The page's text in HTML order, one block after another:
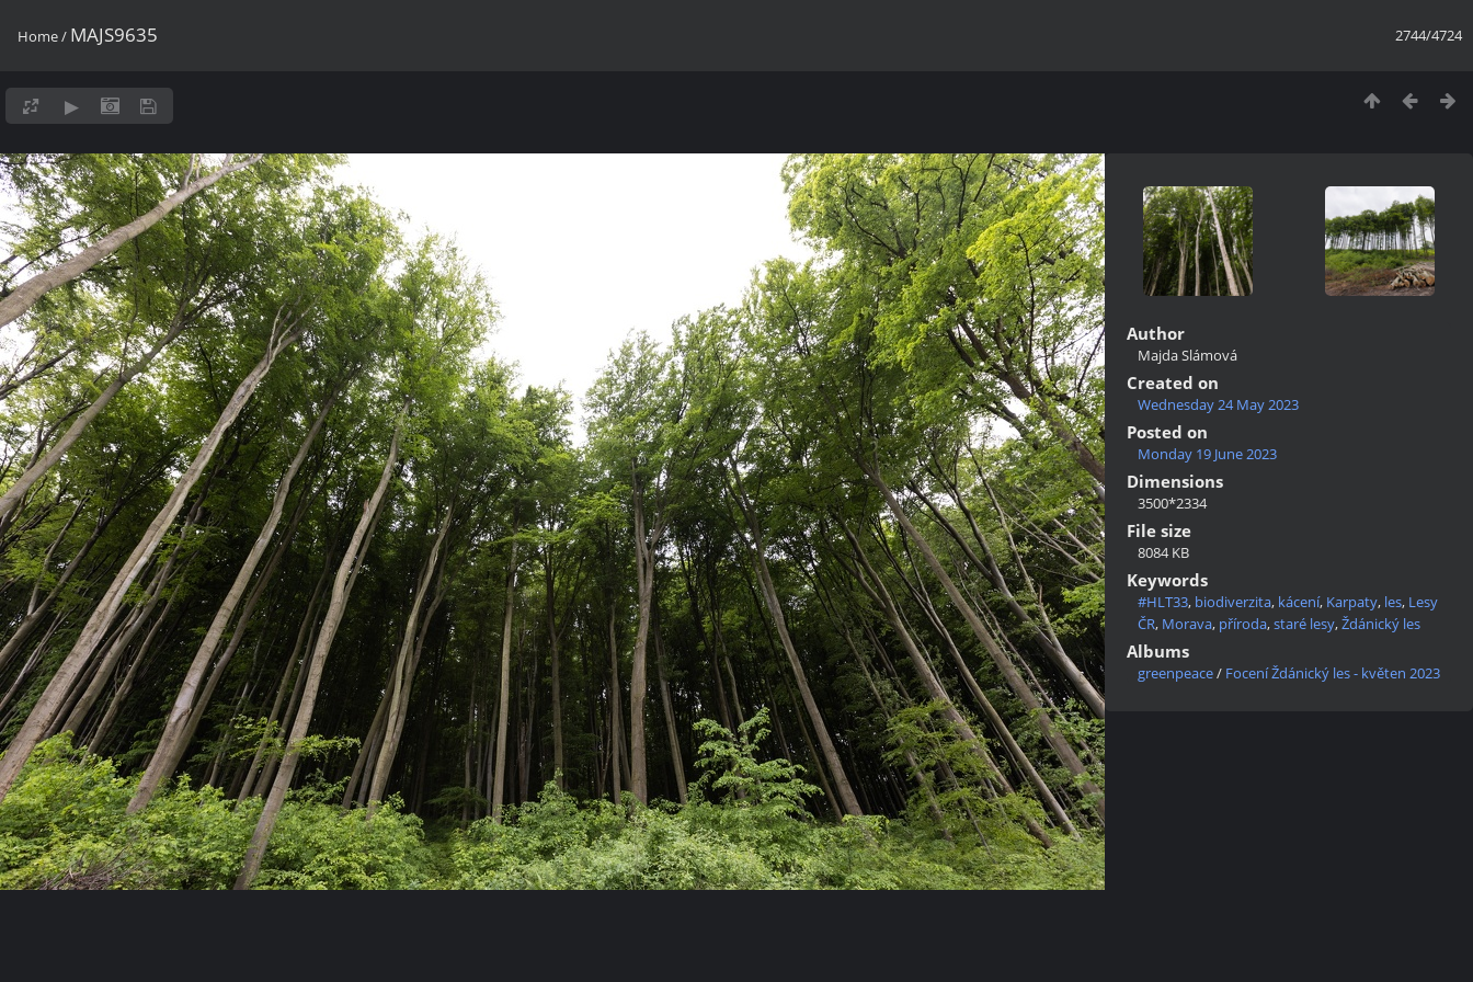
2744/4724
Home/ MAJS9635
Author
Majda Slámová
Created on
Wednesday 24 May 2023
Posted on
Monday 19 June 2023
Dimensions
3500*2334
File size
8084 KB
Keywords
#HLT33, biodiverzita, kácení, Karpaty, les, Lesy
ČR, Morava, příroda,staré lesy,Ždánický les
Albums
greenpeace/ Focení Ždánický les - květen 2023